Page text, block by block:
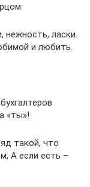
нежность, ласки.
и любить.
«ты»!
такой, что
А если есть –